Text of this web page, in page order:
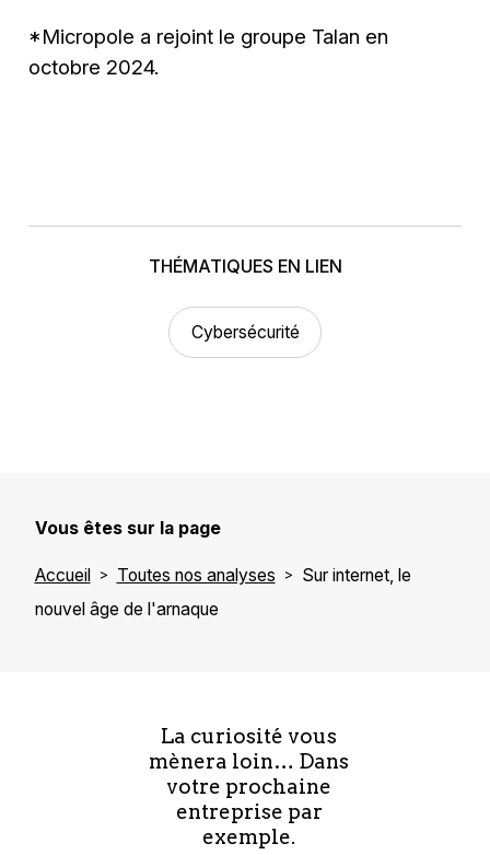
*Micropole a rejoint le groupe Talan en
octobre 2024.
THÉMATIQUES EN LIEN
Cybersécurité
Vous êtes sur la page
Accueil Toutes nos analyses
Sur internet, le
nouvel âge de l'arnaque
La curiosité vous
mènera loin… Dans
votre prochaine
entreprise par
exemple.